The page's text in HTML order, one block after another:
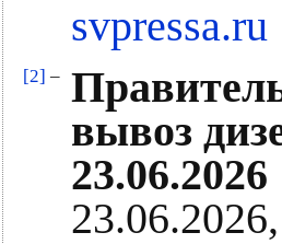
svpressa.ru
[2] –
вывоз
23.06.2026